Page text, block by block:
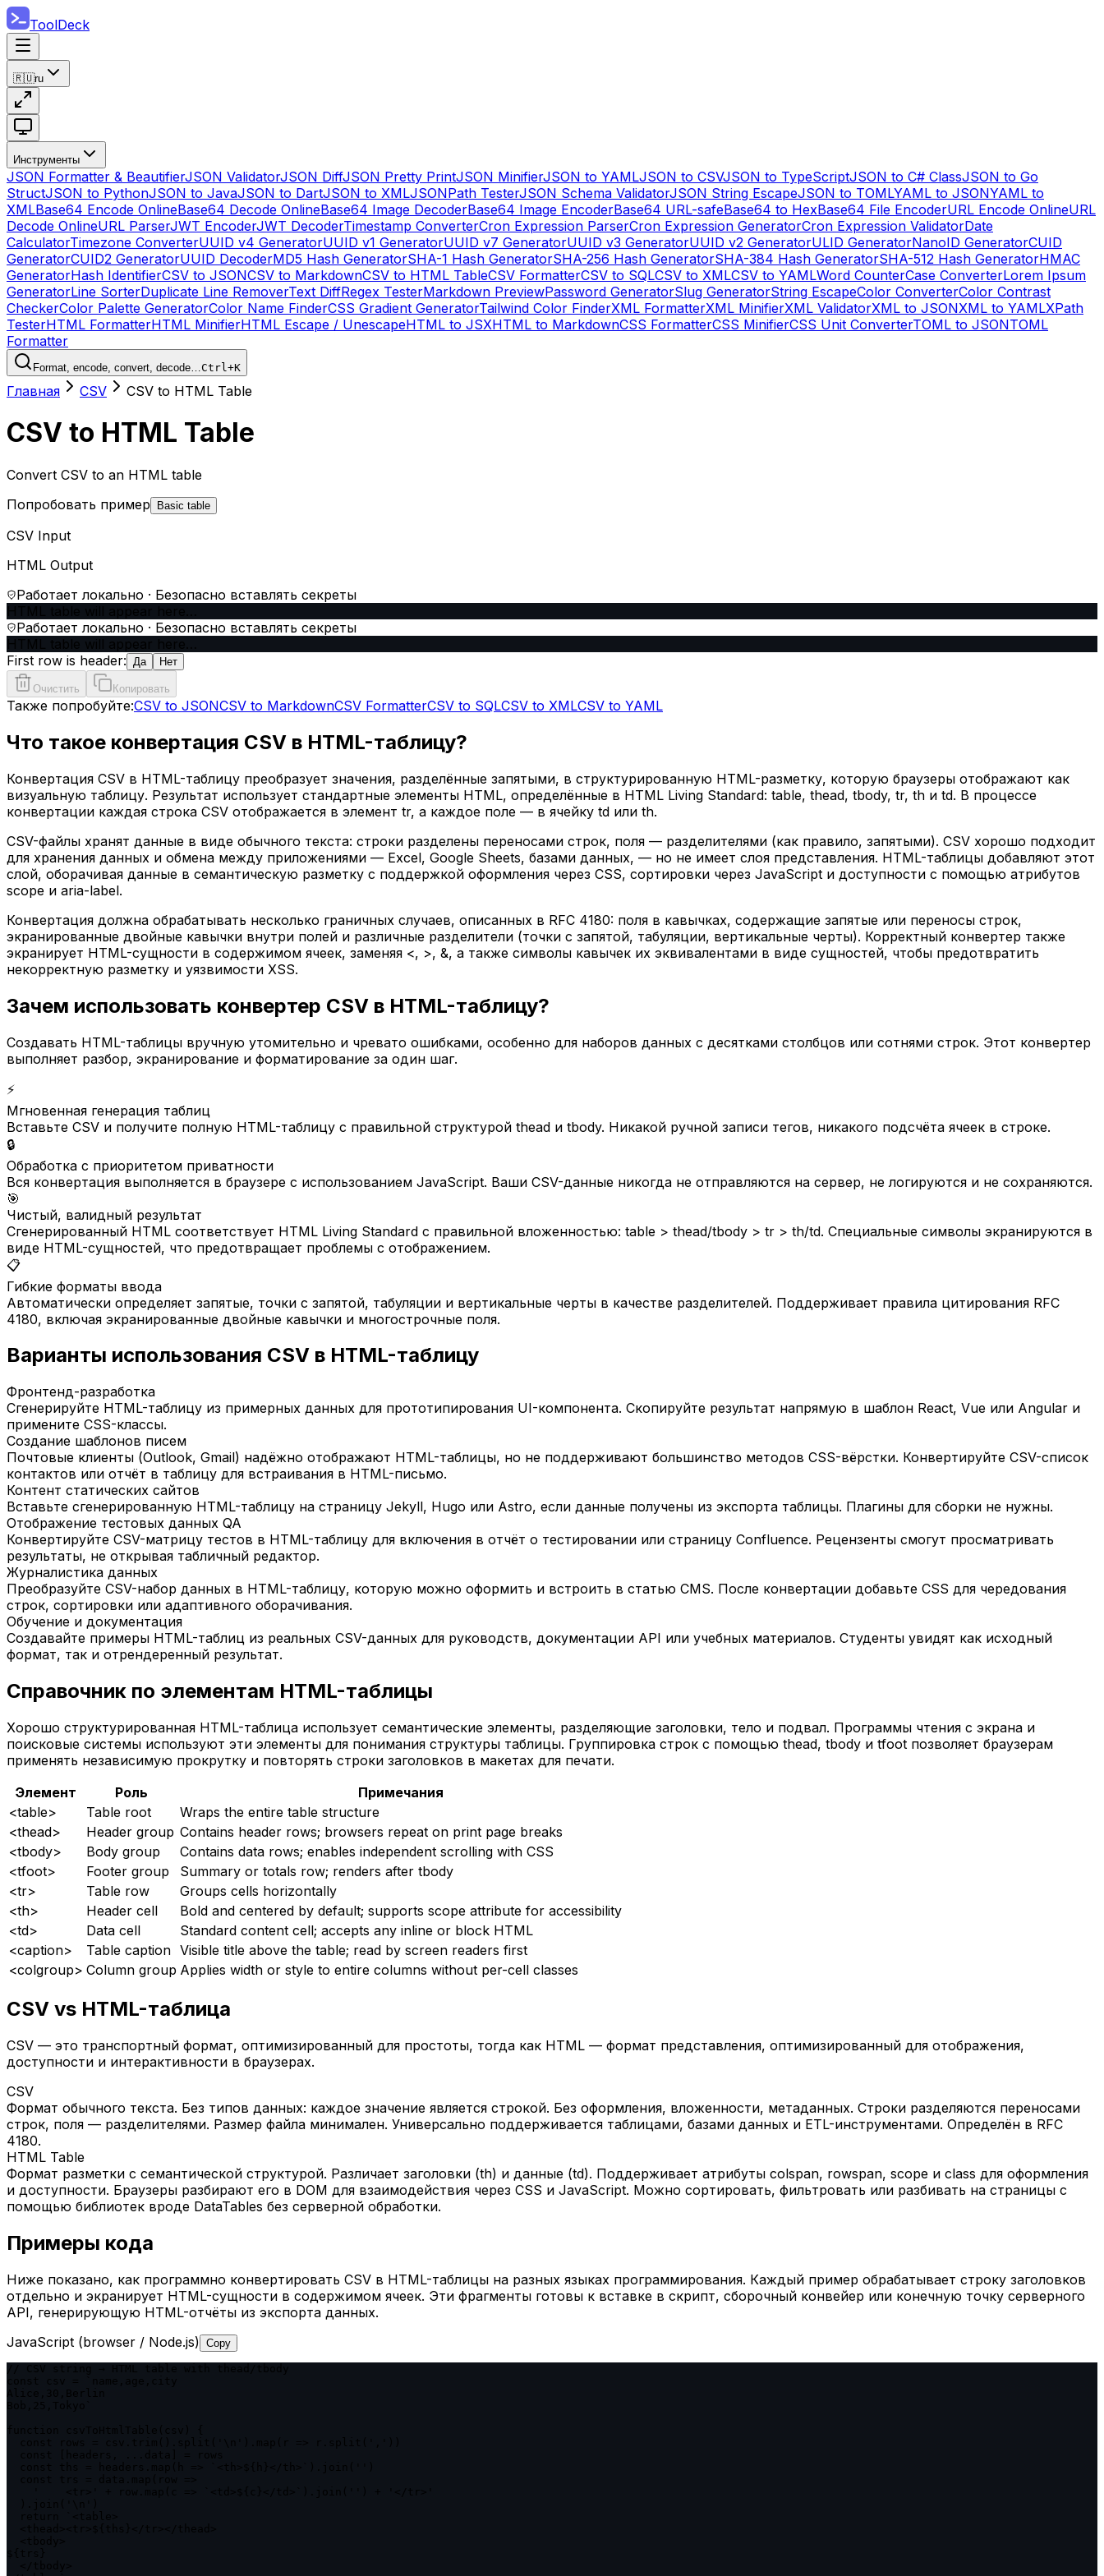
ToolDeck
🇷🇺ru
Инструменты
JSON Formatter & BeautifierJSON ValidatorJSON DiffJSON Pretty PrintJSON MinifierJSON to YAMLJSON to CSVJSON to TypeScriptJSON to C# ClassJSON to Go
StructJSON to PythonJSON to JavaJSON to DartJSON to XMLJSONPath TesterJSON Schema ValidatorJSON String EscapeJSON to TOMLYAML to JSONYAML to
XMLBase64 Encode OnlineBase64 Decode OnlineBase64 Image DecoderBase64 Image EncoderBase64 URL-safeBase64 to HexBase64 File EncoderURL Encode OnlineURL
Decode OnlineURL ParserJWT EncoderJWT DecoderTimestamp ConverterCron Expression ParserCron Expression GeneratorCron Expression ValidatorDate
CalculatorTimezone ConverterUUID v4 GeneratorUUID v1 GeneratorUUID v7 GeneratorUUID v3 GeneratorUUID v2 GeneratorULID GeneratorNanoID GeneratorCUID
GeneratorCUID2 GeneratorUUID DecoderMD5 Hash GeneratorSHA-1 Hash GeneratorSHA-256 Hash GeneratorSHA-384 Hash GeneratorSHA-512 Hash GeneratorHMAC
GeneratorHash IdentifierCSV to JSONCSV to MarkdownCSV to HTML TableCSV FormatterCSV to SQLCSV to XMLCSV to YAMLWord CounterCase ConverterLorem Ipsum
GeneratorLine SorterDuplicate Line RemoverText DiffRegex TesterMarkdown PreviewPassword GeneratorSlug GeneratorString EscapeColor ConverterColor Contrast
CheckerColor Palette GeneratorColor Name FinderCSS Gradient GeneratorTailwind Color FinderXML FormatterXML MinifierXML ValidatorXML to JSONXML to YAMLXPath
TesterHTML FormatterHTML MinifierHTML Escape / UnescapeHTML to JSXHTML to MarkdownCSS FormatterCSS MinifierCSS Unit ConverterTOML to JSONTOML
Formatter
Format, encode, convert, decode…Ctrl+K
Главная CSV CSV to HTML Table
CSV to HTML Table
Convert CSV to an HTML table
Попробовать пример
Basic table
CSV Input
HTML Output
Работает локально · Безопасно вставлять секреты
Работает локально · Безопасно вставлять секреты
First row is header:
Да Нет
Очистить Копировать
Также попробуйте:CSV to JSONCSV to MarkdownCSV FormatterCSV to SQLCSV to XMLCSV to YAML
Что такое конвертация CSV в HTML-таблицу?
Конвертация CSV в HTML-таблицу преобразует значения, разделённые запятыми, в структурированную HTML-разметку, которую браузеры отображают как
визуальную таблицу. Результат использует стандартные элементы HTML, определённые в HTML Living Standard: table, thead, tbody, tr, th и td. В процессе
конвертации каждая строка CSV отображается в элемент tr, а каждое поле — в ячейку td или th.
CSV-файлы хранят данные в виде обычного текста: строки разделены переносами строк, поля — разделителями (как правило, запятыми). CSV хорошо подходит
для хранения данных и обмена между приложениями — Excel, Google Sheets, базами данных, — но не имеет слоя представления. HTML-таблицы добавляют этот
слой, оборачивая данные в семантическую разметку с поддержкой оформления через CSS, сортировки через JavaScript и доступности с помощью атрибутов
scope и aria-label.
Конвертация должна обрабатывать несколько граничных случаев, описанных в RFC 4180: поля в кавычках, содержащие запятые или переносы строк,
экранированные двойные кавычки внутри полей и различные разделители (точки с запятой, табуляции, вертикальные черты). Корректный конвертер также
экранирует HTML-сущности в содержимом ячеек, заменяя <, >, &, а также символы кавычек их эквивалентами в виде сущностей, чтобы предотвратить
некорректную разметку и уязвимости XSS.
Зачем использовать конвертер CSV в HTML-таблицу?
Создавать HTML-таблицы вручную утомительно и чревато ошибками, особенно для наборов данных с десятками столбцов или сотнями строк. Этот конвертер
выполняет разбор, экранирование и форматирование за один шаг.
⚡
Мгновенная генерация таблиц
Вставьте CSV и получите полную HTML-таблицу с правильной структурой thead и tbody. Никакой ручной записи тегов, никакого подсчёта ячеек в строке.
🔒
Обработка с приоритетом приватности
Вся конвертация выполняется в браузере с использованием JavaScript. Ваши CSV-данные никогда не отправляются на сервер, не логируются и не сохраняются.
🎯
Чистый, валидный результат
Сгенерированный HTML соответствует HTML Living Standard с правильной вложенностью: table > thead/tbody > tr > th/td. Специальные символы экранируются в
виде HTML-сущностей, что предотвращает проблемы с отображением.
📋
Гибкие форматы ввода
Автоматически определяет запятые, точки с запятой, табуляции и вертикальные черты в качестве разделителей. Поддерживает правила цитирования RFC
4180, включая экранированные двойные кавычки и многострочные поля.
Варианты использования CSV в HTML-таблицу
Фронтенд-разработка
Сгенерируйте HTML-таблицу из примерных данных для прототипирования UI-компонента. Скопируйте результат напрямую в шаблон React, Vue или Angular и
примените CSS-классы.
Создание шаблонов писем
Почтовые клиенты (Outlook, Gmail) надёжно отображают HTML-таблицы, но не поддерживают большинство методов CSS-вёрстки. Конвертируйте CSV-список
контактов или отчёт в таблицу для встраивания в HTML-письмо.
Контент статических сайтов
Вставьте сгенерированную HTML-таблицу на страницу Jekyll, Hugo или Astro, если данные получены из экспорта таблицы. Плагины для сборки не нужны.
Отображение тестовых данных QA
Конвертируйте CSV-матрицу тестов в HTML-таблицу для включения в отчёт о тестировании или страницу Confluence. Рецензенты смогут просматривать
результаты, не открывая табличный редактор.
Журналистика данных
Преобразуйте CSV-набор данных в HTML-таблицу, которую можно оформить и встроить в статью CMS. После конвертации добавьте CSS для чередования
строк, сортировки или адаптивного оборачивания.
Обучение и документация
Создавайте примеры HTML-таблиц из реальных CSV-данных для руководств, документации API или учебных материалов. Студенты увидят как исходный
формат, так и отрендеренный результат.
Справочник по элементам HTML-таблицы
Хорошо структурированная HTML-таблица использует семантические элементы, разделяющие заголовки, тело и подвал. Программы чтения с экрана и
поисковые системы используют эти элементы для понимания структуры таблицы. Группировка строк с помощью thead, tbody и tfoot позволяет браузерам
применять независимую прокрутку и повторять строки заголовков в макетах для печати.
Элемент
Роль
Примечания
<table>
Table root
Wraps the entire table structure
<thead>
Header group Contains header rows; browsers repeat on print page breaks
<tbody>
Body group
Contains data rows; enables independent scrolling with CSS
<tfoot>
Footer group
Summary or totals row; renders after tbody
<tr>
Table row
Groups cells horizontally
<th>
Header cell
Bold and centered by default; supports scope attribute for accessibility
<td>
Data cell
Standard content cell; accepts any inline or block HTML
<caption>
Table caption Visible title above the table; read by screen readers first
<colgroup> Column group Applies width or style to entire columns without per-cell classes
CSV vs HTML-таблица
CSV — это транспортный формат, оптимизированный для простоты, тогда как HTML — формат представления, оптимизированный для отображения,
доступности и интерактивности в браузерах.
CSV
Формат обычного текста. Без типов данных: каждое значение является строкой. Без оформления, вложенности, метаданных. Строки разделяются переносами
строк, поля — разделителями. Размер файла минимален. Универсально поддерживается таблицами, базами данных и ETL-инструментами. Определён в RFC
4180.
HTML Table
Формат разметки с семантической структурой. Различает заголовки (th) и данные (td). Поддерживает атрибуты colspan, rowspan, scope и class для оформления
и доступности. Браузеры разбирают его в DOM для взаимодействия через CSS и JavaScript. Можно сортировать, фильтровать или разбивать на страницы с
помощью библиотек вроде DataTables без серверной обработки.
Примеры кода
Ниже показано, как программно конвертировать CSV в HTML-таблицы на разных языках программирования. Каждый пример обрабатывает строку заголовков
отдельно и экранирует HTML-сущности в содержимом ячеек. Эти фрагменты готовы к вставке в скрипт, сборочный конвейер или конечную точку серверного
API, генерирующую HTML-отчёты из экспорта данных.
JavaScript (browser / Node.js) Copy